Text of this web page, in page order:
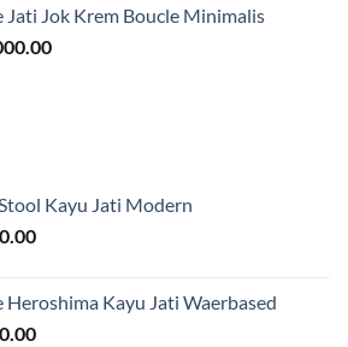
Jati Jok Krem Boucle Minimalis
Kayu Jati Modern
Heroshima Kayu Jati Waerbased